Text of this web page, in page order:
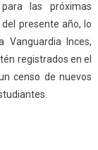
las próximas
presente año, lo
Inces,
registrados en el
censo de nuevos